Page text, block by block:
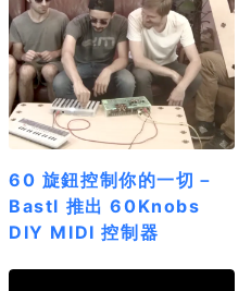
60 旋鈕控制你的一切－
Bastl 推出 60Knobs
DIY MIDI 控制器